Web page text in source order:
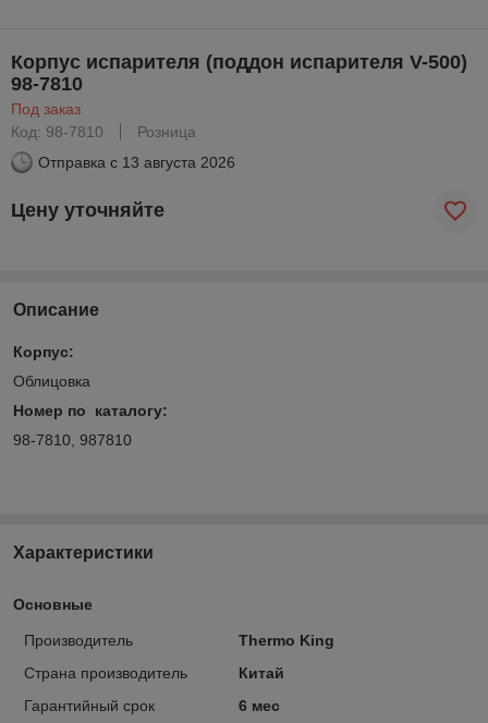
Корпус испарителя (поддон испарителя V-500)
98-7810
Под заказ
Код: 98-7810
Розница
Отправка с 13 августа 2026
Цену уточняйте
Описание
Корпус:
Облицовка
Номер по каталогу:
98-7810, 987810
Характеристики
Основные
Производитель
Thermo King
Страна производитель
Китай
Гарантийный срок
6 мес